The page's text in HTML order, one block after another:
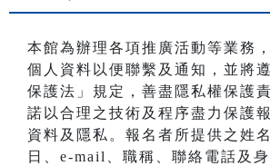
本館為辦理各項推廣活動等業務
個人資料以便聯繫及通知，並將
保護法」規定，善盡隱私權保護
諾以合理之技術及程序盡力保護
資料及隱私。報名者所提供之姓
日、e-mail、職稱、聯絡電話及